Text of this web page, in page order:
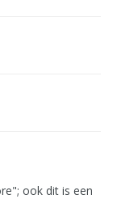
ook dit is een